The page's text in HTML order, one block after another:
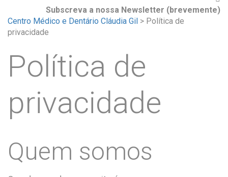
Subscreva a nossa Newsletter (brevemente)
Centro Médico e Dentário Cláudia Gil > Política de
privacidade
Política de
privacidade
Quem somos